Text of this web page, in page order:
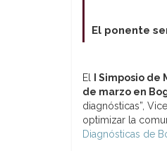
El ponente
El
I Simposio
de marzo en
diagnósticas”,
optimizar la
Diagnósticas de